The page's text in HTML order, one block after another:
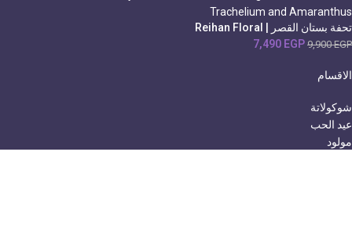
تحفة بستان القصر | Reihan Floral
9,900EGP
7,490 EGP
الاقسام
شوكولاتة
عيد الحب
مولود